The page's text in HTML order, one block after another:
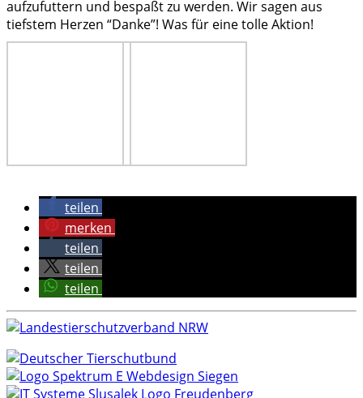
aufzufuttern und bespaßt zu werden. Wir sagen aus
tiefstem Herzen “Danke”! Was für eine tolle Aktion!
teilen
merken
teilen
teilen
teilen